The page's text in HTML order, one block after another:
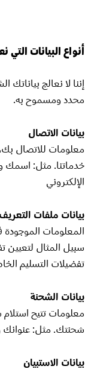
أنواع البيانات التي
إننا لا نعالج
محدد ومسموح به.
بيانات الاتصال
معلومات للاتصال
خدماتنا. مثل: اسمك
الإلكتروني
بيانات ملفات التعريف
سبيل المثال لتعيين
تفضيلات التسليم
بيانات الشحنة
معلومات تتيح
شحنتك. مثل: عنوانك
بيانات الاستبيان